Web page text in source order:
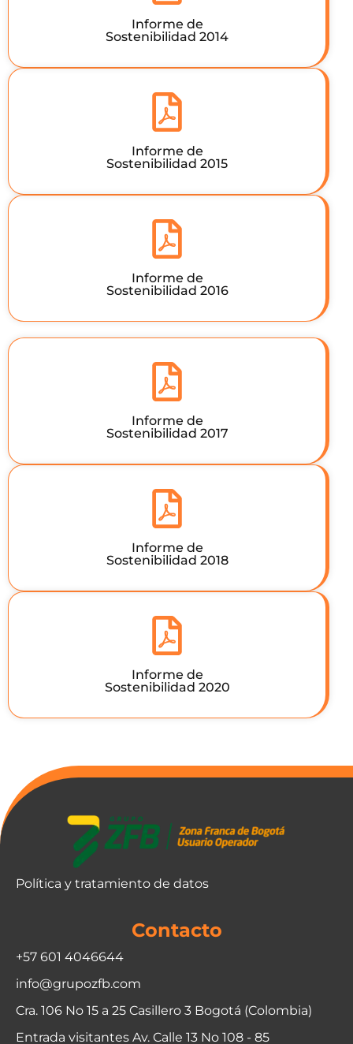
Informe de
Sostenibilidad 2014
Informe de
Sostenibilidad 2015
Informe de
Sostenibilidad 2016
Informe de
Sostenibilidad 2017
Informe de
Sostenibilidad 2018
Informe de
Sostenibilidad 2020
Política y tratamiento de datos
Contacto
+57 601 4046644
info@grupozfb.com
Cra. 106 No 15 a 25 Casillero 3 Bogotá (Colombia)
Entrada visitantes Av. Calle 13 No 108 - 85